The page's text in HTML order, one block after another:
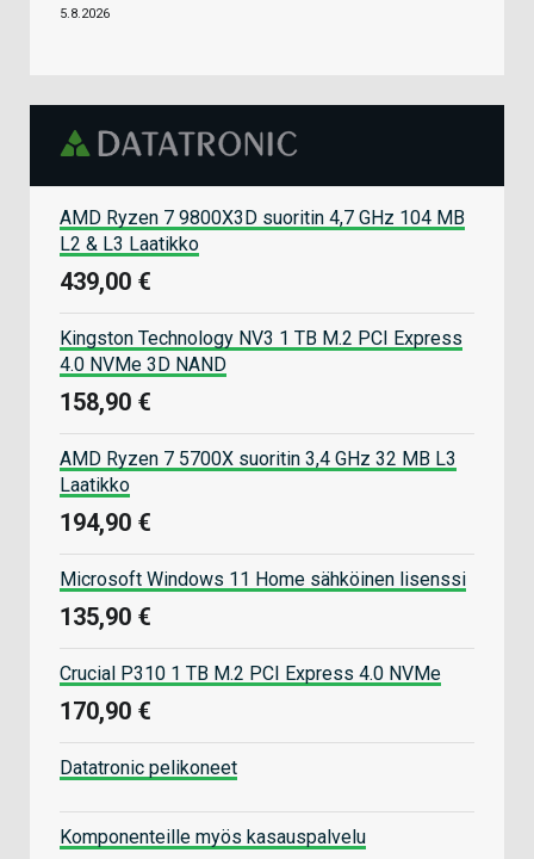
5.8.2026
AMD Ryzen 7 9800X3D suoritin 4,7 GHz 104 MB
L2 & L3 Laatikko
439,00 €
Kingston Technology NV3 1 TB M.2 PCI Express
4.0 NVMe 3D NAND
158,90 €
AMD Ryzen 7 5700X suoritin 3,4 GHz 32 MB L3
Laatikko
194,90 €
Microsoft Windows 11 Home sähköinen lisenssi
135,90 €
Crucial P310 1 TB M.2 PCI Express 4.0 NVMe
170,90 €
Datatronic pelikoneet
Komponenteille myös kasauspalvelu